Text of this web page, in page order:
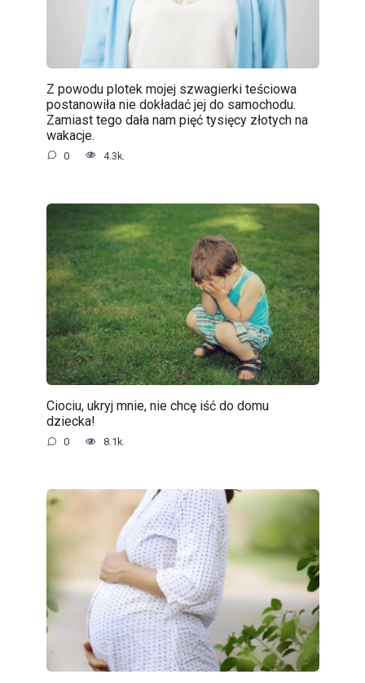
Z powodu plotek mojej szwagierki teściowa
postanowiła nie dokładać jej do samochodu.
Zamiast tego dała nam pięć tysięcy złotych na
wakacje.
0 4.3k.
Ciociu, ukryj mnie, nie chcę iść do domu
dziecka!
0 8.1k.